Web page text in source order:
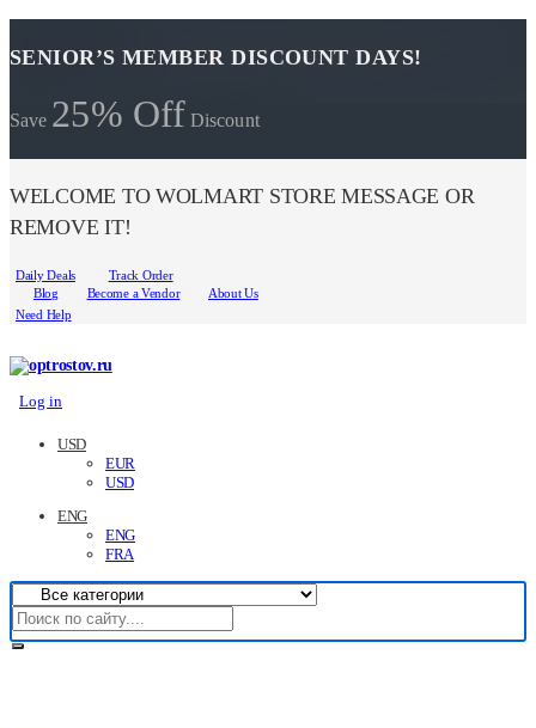
SENIOR’S MEMBER DISCOUNT DAYS!
Save 25% Off Discount
WELCOME TO WOLMART STORE MESSAGE OR
REMOVE IT!
Daily Deals
Track Order
Blog
Become a Vendor
About Us
Need Help
Log in
USD
EUR
USD
ENG
ENG
FRA